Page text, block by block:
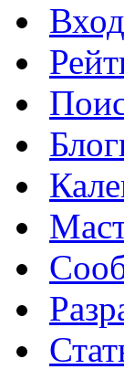
Вход